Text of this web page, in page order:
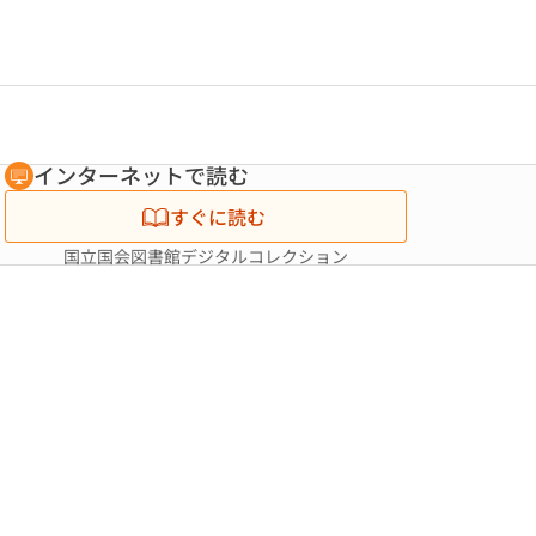
インターネットで読む
すぐに読む
国立国会図書館デジタルコレクション